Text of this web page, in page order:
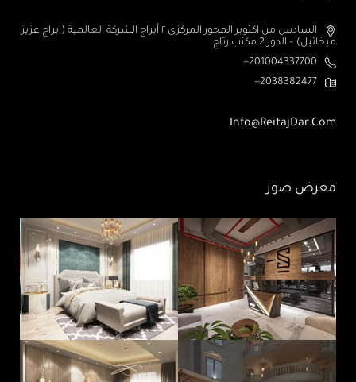
السادس من اكتوبر المحور المركزى ٢ أبراج الشركة العالمية (ابراج عزيز
ميخائيل) – الدور 2 مكتب رتاج
201004337700+
2038382477+
Info@ReitajDar.com
معرض صور